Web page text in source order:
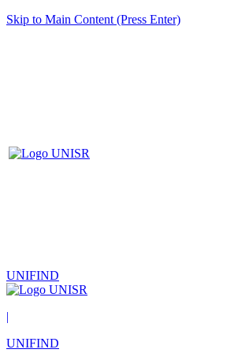
Skip to Main Content (Press Enter)
UNIFIND
|
UNIFIND